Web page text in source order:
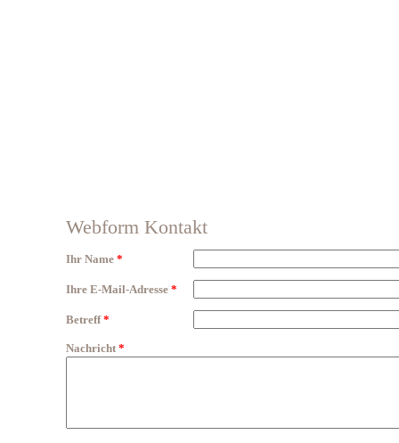
Webform Kontakt
Ihr Name *
Ihre E-Mail-Adresse *
Betreff*
Nachricht *